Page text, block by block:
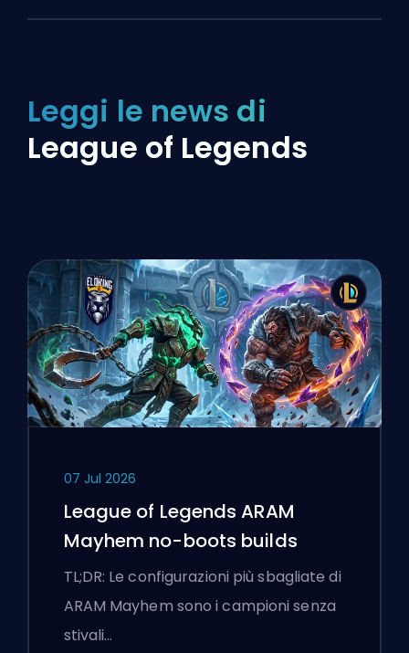
Leggi le news di
League of Legends
07 Jul 2026
League of Legends ARAM
Mayhem no-boots builds
TL;DR: Le configurazioni più sbagliate di
ARAM Mayhem sono i campioni senza
stivali…